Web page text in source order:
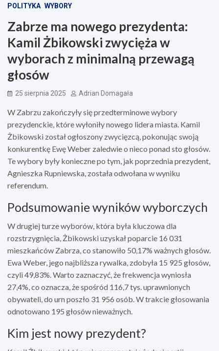
POLITYKA WYBORY
Zabrze ma nowego prezydenta:
Kamil Żbikowski zwycięża w
wyborach z minimalną przewagą
głosów
25 sierpnia 2025 Adrian Domagała
W Zabrzu zakończyły się przedterminowe wybory
prezydenckie, które wyłoniły nowego lidera miasta. Kamil
Żbikowski został ogłoszony zwycięzcą, pokonując swoją
konkurentkę Ewę Weber zaledwie o nieco ponad sto głosów.
Te wybory były konieczne po tym, jak poprzednia prezydent,
Agnieszka Rupniewska, została odwołana w wyniku
referendum.
Podsumowanie wyników wyborczych
W drugiej turze wyborów, która była kluczowa dla
rozstrzygnięcia, Żbikowski uzyskał poparcie 16 031
mieszkańców Zabrza, co stanowiło 50,17% ważnych głosów.
Ewa Weber, jego najbliższa rywalka, zdobyła 15 925 głosów,
czyli 49,83%. Warto zaznaczyć, że frekwencja wyniosła
27,4%, co oznacza, że spośród 116,7 tys. uprawnionych
obywateli, do urn poszło 31 956 osób. W trakcie głosowania
odnotowano 195 głosów nieważnych.
Kim jest nowy prezydent?